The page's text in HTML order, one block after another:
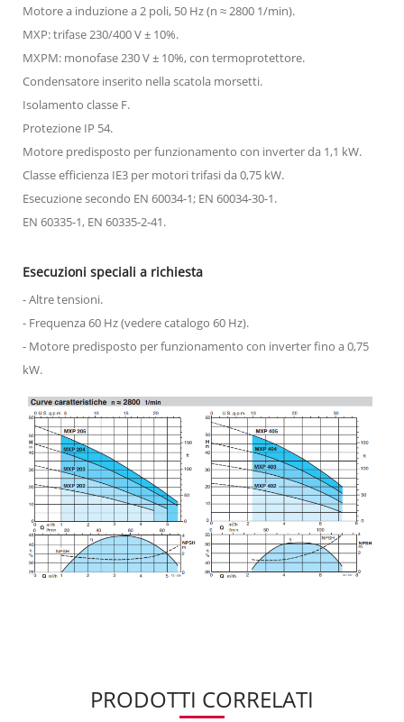
Motore a induzione a 2 poli, 50 Hz (n ≈ 2800 1/min).
MXP: trifase 230/400 V ± 10%.
MXPM: monofase 230 V ± 10%, con termoprotettore.
Condensatore inserito nella scatola morsetti.
Isolamento classe F.
Protezione IP 54.
Motore predisposto per funzionamento con inverter da 1,1 kW.
Classe efficienza IE3 per motori trifasi da 0,75 kW.
Esecuzione secondo EN 60034-1; EN 60034-30-1.
EN 60335-1, EN 60335-2-41.
Esecuzioni speciali a richiesta
- Altre tensioni.
- Frequenza 60 Hz (vedere catalogo 60 Hz).
- Motore predisposto per funzionamento con inverter fino a 0,75
kW.
PRODOTTI CORRELATI